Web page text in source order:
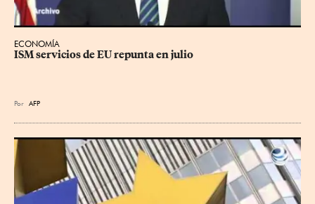
ECONOMÍA
ISM servicios de EU repunta en julio
Por AFP